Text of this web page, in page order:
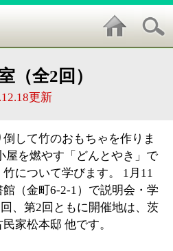
おもちゃを作りま
2-1）で説明会・学
もに開催地は、茨
他です。